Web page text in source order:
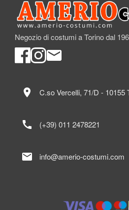
Negozio di costumi a Torino dal
location_on C.so Vercelli, 71/D - 10155
call (+39) 011 2478221
mail info@amerio-costumi.com